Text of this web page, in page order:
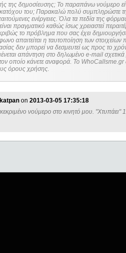
της δημοσίευσης; Το παραπάνω νούμερο
κατόχου του; Παρακαλώ πολύ συμπληρώστε
ενέργειες. Όλα τα πεδία της
πραγματικό καθώς ίσως χρειαστεί
το πρόβλημα που σας έχει
δεν μπορεί να δεσμευτεί ως προς το
απάντηση στο δηλωμένο e-mail σχετικά
οποίο κάνετε αναφορά. Το WhoCallsme.gr
όρους χρήσης.
katpan on 2013-03-05 17:35:18
νούμερο στο κινητό μου. "Χτυπάει"